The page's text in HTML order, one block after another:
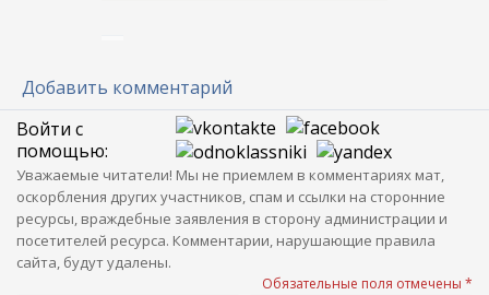
Добавить комментарий
Войти с
помощью:
Уважаемые читатели! Мы не приемлем в комментариях мат,
оскорбления других участников, спам и ссылки на сторонние
ресурсы, враждебные заявления в сторону администрации и
посетителей ресурса. Комментарии, нарушающие правила
сайта, будут удалены.
Обязательные поля отмечены *